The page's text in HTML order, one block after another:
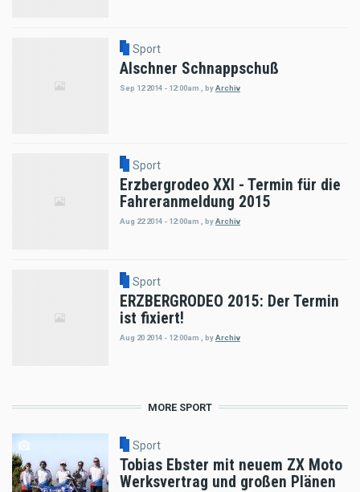
Sport
Alschner Schnappschuß
Sep 12 2014 - 12:00am , byArchiv
Sport
Erzbergrodeo XXI - Termin für die
Fahreranmeldung 2015
Aug 22 2014 - 12:00am byArchiv
Sport
ERZBERGRODEO 2015: Der Termin
ist fixiert!
Aug 20 2014 - 12:00am byArchiv
MORE SPORT
Sport
Tobias Ebster mit neuem ZX Moto
Werksvertrag und großen Plänen